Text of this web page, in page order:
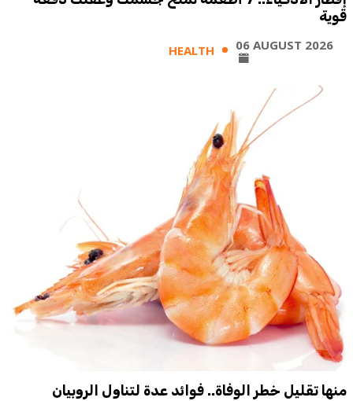
قوية
HEALTH 06 AUGUST 2026
منها تقليل خطر الوفاة.. فوائد عدة لتناول الروبيان